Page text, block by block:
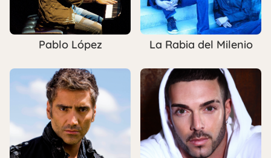
Pablo López La Rabia del Milenio